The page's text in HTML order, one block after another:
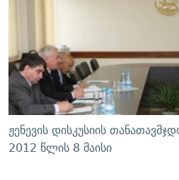
ᲚᲘᲢᲔᲠᲐᲢᲣᲠᲣᲚᲘ ᲬᲐᲮᲜᲐᲒᲔᲑᲘ
ᲐᲛᲔᲠᲘᲙᲣᲚᲘ ᲛᲝᲗᲮᲠᲝᲑᲐ
ᲘᲛᲞᲔᲠᲘᲐ ᲓᲐ ᲠᲐᲓᲘᲝ
ᲩᲔᲛᲘ ᲡᲘᲙᲕᲓᲘᲚᲘᲡ ᲛᲘᲖᲔᲖᲘᲐ COVID-
ᲡᲐᲞᲐᲠᲚᲐᲛᲔᲜᲢᲝ ᲐᲠᲩᲔᲕᲜᲔᲑᲘᲡ
ᲑᲐᲕᲨᲕᲔᲑᲘ ᲞᲠᲝᲡᲢᲘᲢᲣᲪᲘᲐᲨᲘ -
5 ᲐᲛᲑᲐᲕᲘ - 20 ᲘᲕᲜᲘᲡᲡ
ᲐᲒᲕᲘᲡᲢᲝᲡ ᲝᲛᲘ
რთე/რთ-ის ყველა საიტი
ჟენევის დისკუსიის
2012 წლის 8 მაისი